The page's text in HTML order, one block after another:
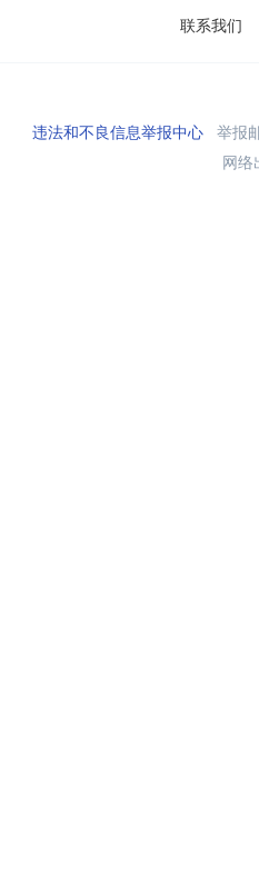
联系我们
违法和不良信息举报中心举报
网